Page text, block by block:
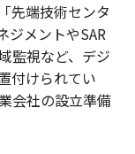
先端技術センタ
ジメントやSAR
監視など、デジ
付けられてい
会社の設立準備